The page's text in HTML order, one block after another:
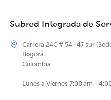
Subred Integrada de
Carrera 24C # 54 -47 sur
Bogotá
Colombia
Lunes a Viernes 7:00 am -